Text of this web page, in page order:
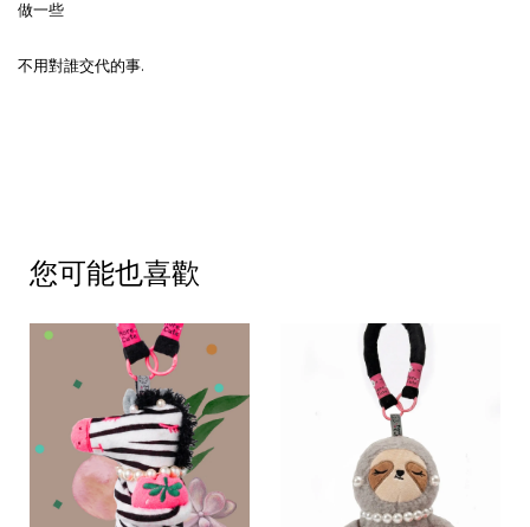
做一些
不用對誰交代的事.
您可能也喜歡